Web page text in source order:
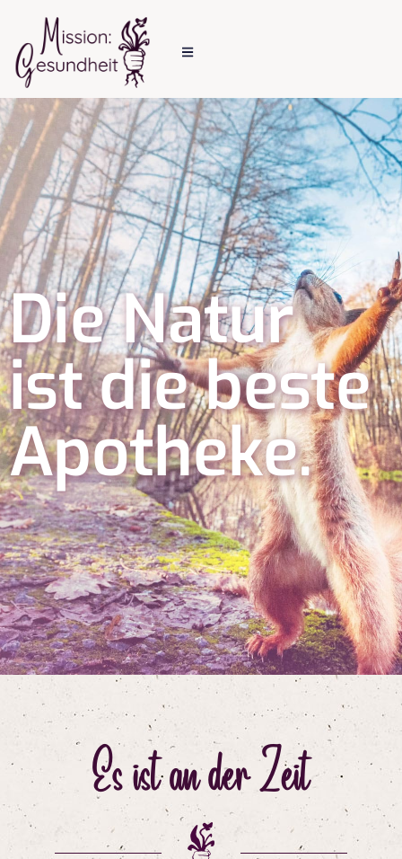
Die Natur
ist die beste
Apotheke.
Es ist an der Zeit